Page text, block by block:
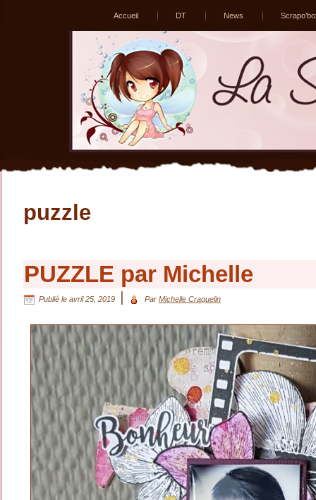
Accueil DT News
puzzle
PUZZLE par Michelle
Publié le avril 25, 2019 Par Michelle Craquelin